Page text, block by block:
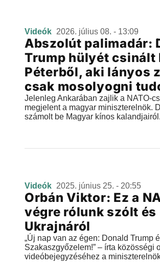
Videók 2026. július 08. - 13:09
Abszolút palimadár:
Trump hülyét csinált
Péterből, aki lányos
csak mosolyogni
Jelenleg Ankarában zajlik a NATO-
megjelent a magyar miniszterelnök.
számolt be Magyar kínos kalandjairól.
Videók 2025. június 25. - 20:55
Orbán Viktor: Ez a
végre rólunk szólt és
Ukrajnáról
„Új nap van az égen: Donald Trump
Szakaszgyőzelem!” – írta közösségi
videóbejegyzéséhez a